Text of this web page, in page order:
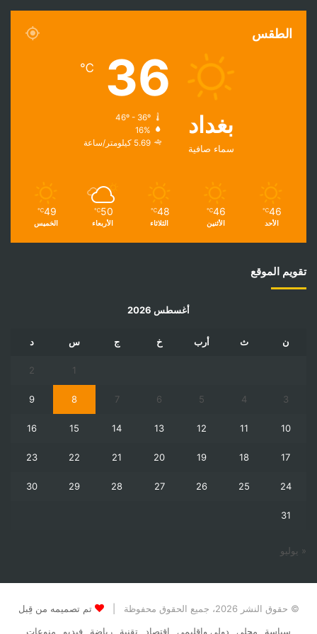
الطقس
بغداد
سماء صافية
36
℃
46º - 36º
16%
5.69 كيلومتر/ساعة
46
℃
الأحد
46
℃
الأثنين
48
℃
الثلاثاء
50
℃
الأربعاء
49
℃
الخميس
تقويم الموقع
أغسطس 2026
ن ث أرب خ ج س د
1
2
3
4
5
6
7
8
9
10
11
12
13
14
15
16
17
18
19
20
21
22
23
24
25
26
27
28
29
30
31
« يوليو
© حقوق النشر 2026، جميع الحقوق محفوظة |
تم تصميمه من قِبل
سياسة
محلي دولي وإقليمي اقتصاد تقنية رياضة فيديو منوعات